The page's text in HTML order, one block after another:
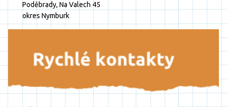
Poděbrady, Na Valech 45
okres Nymburk